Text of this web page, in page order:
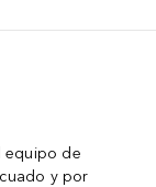
equipo de
y por